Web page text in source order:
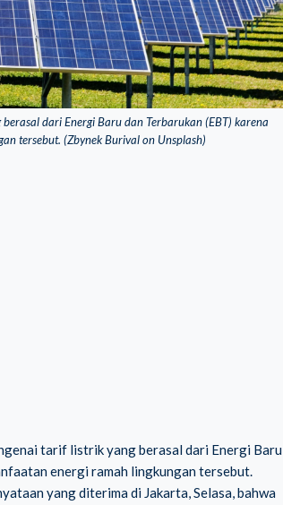
dari Energi Baru dan Terbarukan (EBT) karena
tersebut. (Zbynek Burival on Unsplash)
tarif listrik yang berasal dari Energi Baru
energi ramah lingkungan tersebut.
yang diterima di Jakarta, Selasa, bahwa